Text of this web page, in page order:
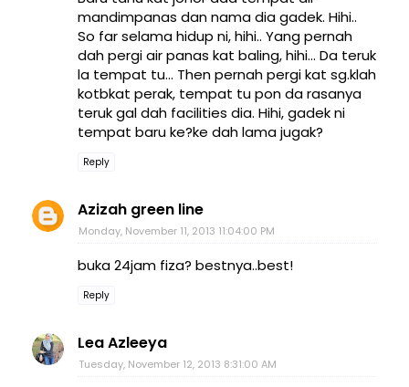
mandimpanas dan nama dia gadek. Hihi..
So far selama hidup ni, hihi.. Yang pernah
dah pergi air panas kat baling, hihi... Da teruk
la tempat tu... Then pernah pergi kat sg.klah
kotbkat perak, tempat tu pon da rasanya
teruk gal dah facilities dia. Hihi, gadek ni
tempat baru ke?ke dah lama jugak?
Reply
Azizah green line
Monday, November 11, 2013 11:04:00 PM
buka 24jam fiza? bestnya..best!
Reply
Lea Azleeya
Tuesday, November 12, 2013 8:31:00 AM